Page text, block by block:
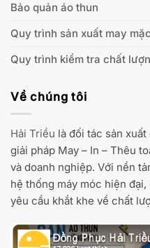
Bảo quản áo thun
Quy trình sản xuất may mặc
Quy trình kiểm tra chất
Về chúng tôi
Hải Triều là đối tác sản
giải pháp May – In – Thêu
và doanh nghiệp. Với nền
hệ thống máy móc hiện
yêu cầu khắt khe về chất